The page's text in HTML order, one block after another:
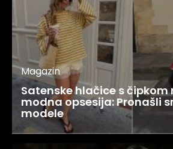
Magazin
Satenske hlačice s čipkom
modna opsesija: Pronašli
modele